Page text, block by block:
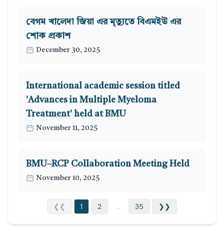
বেগম খালেদা জিয়া এর মৃত্যুতে বিএমইউ এর
শোক প্রকাশ
December 30, 2025
International academic session titled
'Advances in Multiple Myeloma
Treatment' held at BMU
November 11, 2025
BMU–RCP Collaboration Meeting Held
November 10, 2025
❮❮ 1 2 ... 35 ❯❯